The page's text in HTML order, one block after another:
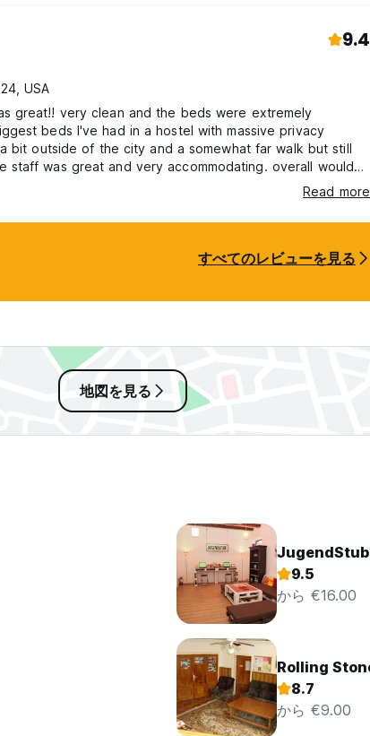
9.4
USA
great!! very clean and the beds were extremely
beds I've had in a hostel with massive privacy
bit outside of the city and a somewhat far walk but still
staff was great and very accommodating. overall would
Read more
すべてのレビューを見る
地図を見る
9.5
から €16.00
Rolling
8.7
から €9.00